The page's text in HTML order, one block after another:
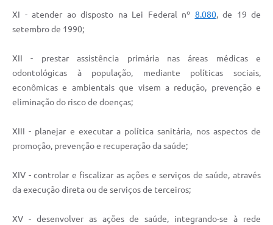
XI - atender ao disposto na Lei Federal nº 8.080, de 19 de
setembro de 1990;
XII - prestar assistência primária nas áreas médicas e
odontológicas à população, mediante políticas sociais,
econômicas e ambientais que visem a redução, prevenção e
eliminação do risco de doenças;
XIII - planejar e executar a política sanitária, nos aspectos de
promoção, prevenção e recuperação da saúde;
XIV - controlar e fiscalizar as ações e serviços de saúde, através
da execução direta ou de serviços de terceiros;
XV - desenvolver as ações de saúde, integrando-se à rede